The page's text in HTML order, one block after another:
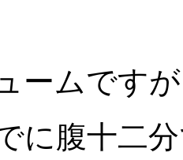
ームです
に腹十二